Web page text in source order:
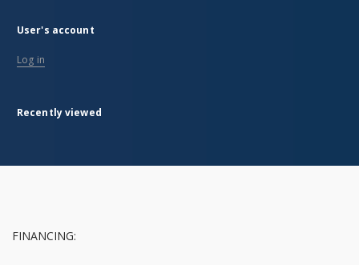
User's account
Log in
Recently viewed
FINANCING: